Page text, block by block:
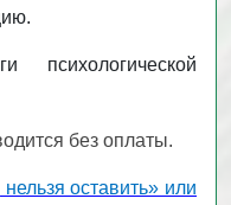
психологической
без оплаты.
оставить» или